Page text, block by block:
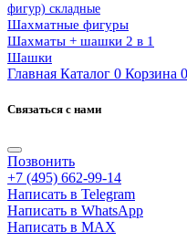
фигур) складные
Шахматные фигуры
Шахматы + шашки 2 в 1
Шашки
Главная Каталог 0 Корзина 0
Связаться с нами
Позвонить
+7 (495) 662-99-14
Написать в Telegram
Написать в WhatsApp
Написать в MAX